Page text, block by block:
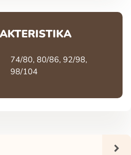
74/80, 80/86, 92/98,
98/104